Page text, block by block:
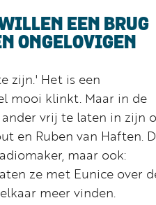
EEN BRUG
ONGELOVIGEN
zijn.' Het is een
mooi klinkt. Maar in de
vrij te laten in zijn
en Ruben van Haften.
maar ook:
ze met Eunice over
meer vinden.